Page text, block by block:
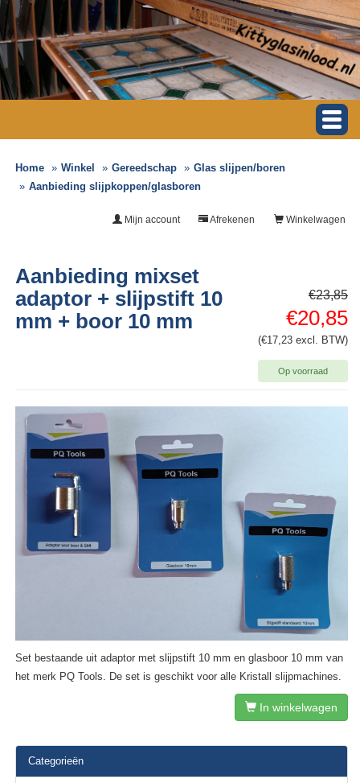
Home Winkel Gereedschap
Glas slijpen/boren
Aanbieding slijpkoppen/glasboren
Winkelwagen
Afrekenen
Mijn account
€23,85
€20,85
(€17,23 excl. BTW)
Op voorraad
Aanbieding mixset
adaptor + slijpstift 10
mm + boor 10 mm
Set bestaande uit adaptor met slijpstift 10 mm en glasboor 10 mm van
het merk PQ Tools. De set is geschikt voor alle Kristall slijpmachines.
In winkelwagen
Categorieën